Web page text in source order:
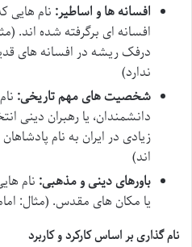
افسانه ها و اساطیر: نام هایی
افسانه ای برگرفته شده اند.
درفک ریشه در افسانه های
ندارد)
شخصیت های مهم تاریخی:
دانشمندان، یا رهبران دینی
زیادی در ایران به نام
اند)
باورهای دینی و مذهبی: نام
یا مکان های مقدس. (مثال:
نام گذاری بر اساس کارکرد و کاربرد